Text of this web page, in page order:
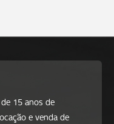
15 anos de
e venda de